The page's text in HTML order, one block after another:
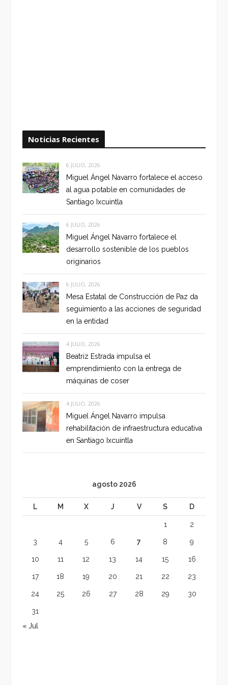
Noticias Recientes
6 JULIO, 2026
Miguel Ángel Navarro fortalece el acceso
al agua potable en comunidades de
Santiago Ixcuintla
6 JULIO, 2026
Miguel Ángel Navarro fortalece el
desarrollo sostenible de los pueblos
originarios
6 JULIO, 2026
Mesa Estatal de Construcción de Paz da
seguimiento a las acciones de seguridad
en la entidad
4 JULIO, 2026
Beatriz Estrada impulsa el
emprendimiento con la entrega de
máquinas de coser
4 JULIO, 2026
Miguel Ángel Navarro impulsa
rehabilitación de infraestructura educativa
en Santiago Ixcuintla
agosto 2026
L M X J V S D
1 2
3 4 5 6 7 8 9
10 11 12 13 14 15 16
17 18 19 20 21 22 23
24 25 26 27 28 29 30
31
« Jul